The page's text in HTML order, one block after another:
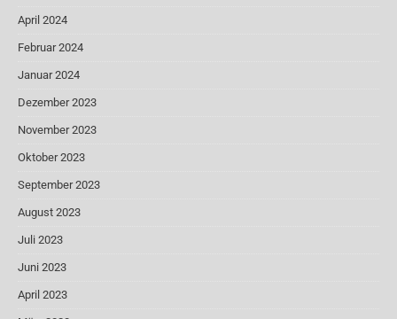
April 2024
Februar 2024
Januar 2024
Dezember 2023
November 2023
Oktober 2023
September 2023
August 2023
Juli 2023
Juni 2023
April 2023